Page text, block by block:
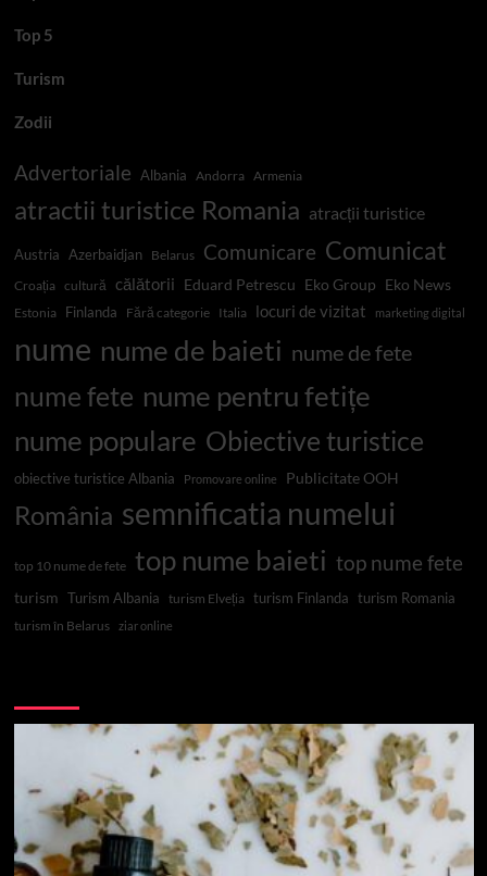
Top 5
Turism
Zodii
Advertoriale Albania Andorra Armenia
atractii turistice Romania atracții turistice
Austria Azerbaidjan Belarus Comunicare Comunicat
Croația cultură călătorii Eduard Petrescu Eko Group Eko News
Estonia Finlanda Fără categorie Italia locuri de vizitat marketing digital
nume nume de baieti nume de fete
nume fete nume pentru fetițe
nume populare Obiective turistice
obiective turistice Albania Promovare online Publicitate OOH
România semnificatia numelui
top 10 nume de fete top nume baieti top nume fete
turism Turism Albania turism Elveția turism Finlanda turism Romania
turism în Belarus ziar online